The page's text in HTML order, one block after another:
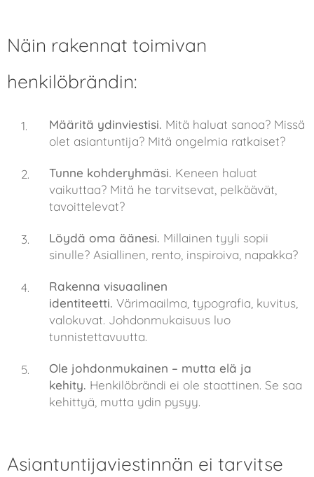
Näin rakennat toimivan
henkilöbrändin:
Määritä ydinviestisi. Mitä haluat sanoa? Missä
olet asiantuntija? Mitä ongelmia ratkaiset?
Tunne kohderyhmäsi. Keneen haluat
vaikuttaa? Mitä he tarvitsevat, pelkäävät,
tavoittelevat?
Löydä oma äänesi. Millainen tyyli sopii
sinulle? Asiallinen, rento, inspiroiva, napakka?
Rakenna visuaalinen
identiteetti. Värimaailma, typografia, kuvitus,
valokuvat. Johdonmukaisuus luo
tunnistettavuutta.
Ole johdonmukainen – mutta elä ja
kehity. Henkilöbrändi ei ole staattinen. Se saa
kehittyä, mutta ydin pysyy.
Asiantuntijaviestinnän ei tarvitse